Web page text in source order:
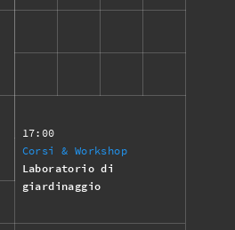
17:00
Corsi & Workshop
Laboratorio di
giardinaggio